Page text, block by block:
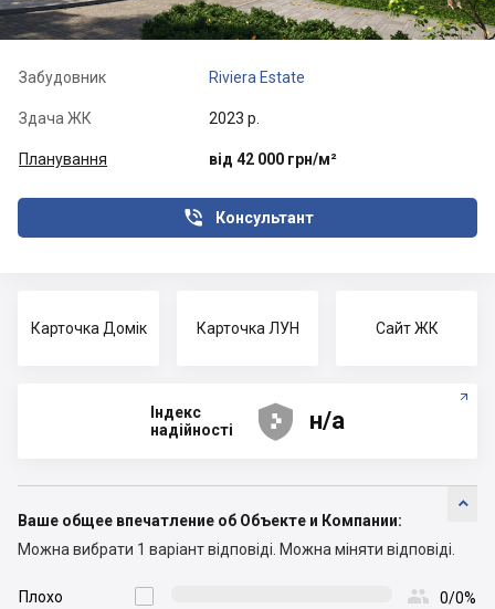
Забудовник Riviera Estate
Здача ЖК 2023 р.
Планування від 42 000 грн/м²
Консультант

Карточка Домік Карточка ЛУН Сайт ЖК
Індекс
надійності




 н/а

Ваше общее впечатление об Объекте и Компании:
Можна вибрати 1 варіант відповіді. Можна міняти відповіді.

Плохо  0/0%